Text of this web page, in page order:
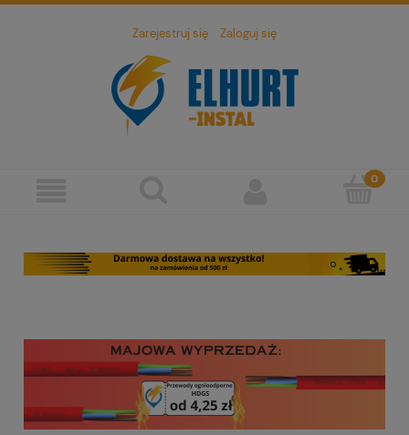
Zarejestruj się Zaloguj się